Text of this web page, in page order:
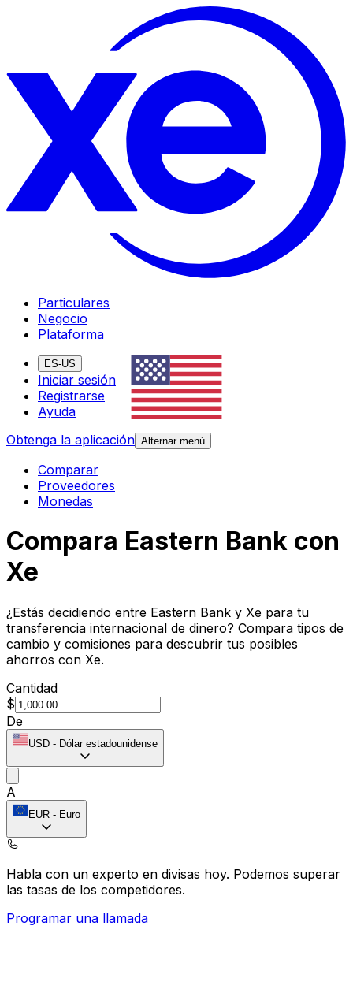
Particulares
Negocio
Plataforma
ES-US
Iniciar sesión
Registrarse
Ayuda
Obtenga la aplicación Alternar menú
Comparar
Proveedores
Monedas
Compara Eastern Bank con
Xe
¿Estás decidiendo entre Eastern Bank y Xe para tu
transferencia internacional de dinero? Compara tipos de
cambio y comisiones para descubrir tus posibles
ahorros con Xe.
Cantidad
$
De
USD - Dólar estadounidense
A
EUR - Euro
Habla con un experto en divisas hoy. Podemos superar
las tasas de los competidores.
Programar una llamada